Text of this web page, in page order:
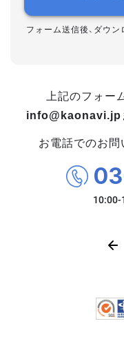
フォーム送信後、ダウ
上記のフォー
info@kaonavi.jp
お電話でのお問